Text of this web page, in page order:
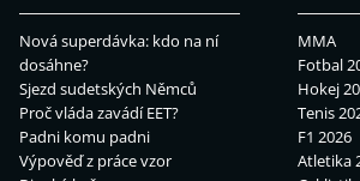
Nová superdávka: kdo na ní
dosáhne?
Sjezd sudetských Němců
Proč vláda zavádí EET?
Padni komu padni
Výpověď z práce vzor
MMA
Fotbal
Hokej
Tenis
F1 2026
Atletika